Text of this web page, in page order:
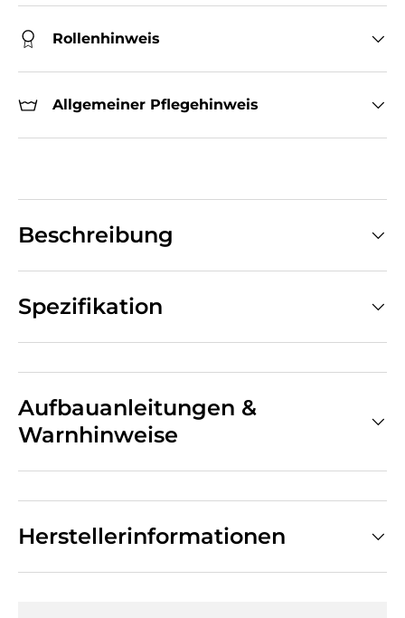
Rollenhinweis
Allgemeiner Pflegehinweis
Beschreibung
Spezifikation
Aufbauanleitungen &
Warnhinweise
Herstellerinformationen